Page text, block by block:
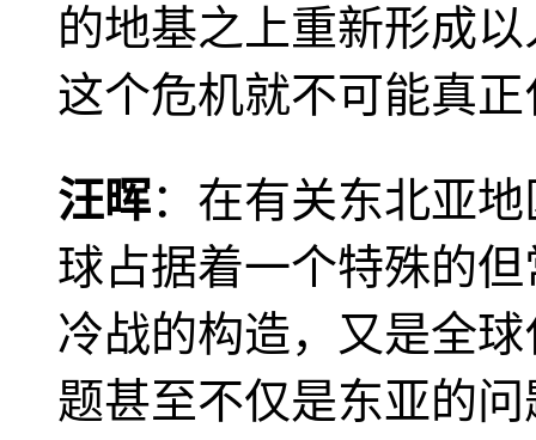
的地基之上重新形成
这个危机就不可能真
汪晖：在有关东北亚
球占据着一个特殊的
冷战的构造，又是全
题甚至不仅是东亚的